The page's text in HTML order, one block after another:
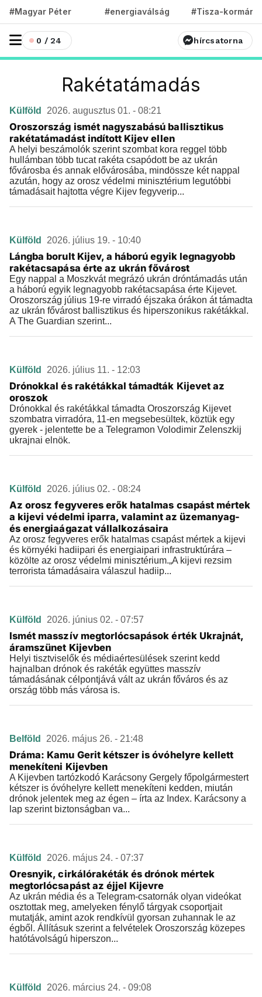
#Magyar Péter #energiaválság #Tisza-kormány
0 / 24 hírcsatorna
Rakétatámadás
Külföld 2026. augusztus 01. - 08:21
Oroszország ismét nagyszabású ballisztikus
rakétatámadást indított Kijev ellen
A helyi beszámolók szerint szombat kora reggel több
hullámban több tucat rakéta csapódott be az ukrán
fővárosba és annak elővárosába, mindössze két nappal
azután, hogy az orosz védelmi minisztérium legutóbbi
támadásait hajtotta végre Kijev fegyverip...
Külföld 2026. július 19. - 10:40
Lángba borult Kijev, a háború egyik legnagyobb
rakétacsapása érte az ukrán fővárost
Egy nappal a Moszkvát megrázó ukrán dróntámadás után
a háború egyik legnagyobb rakétacsapása érte Kijevet.
Oroszország július 19-re virradó éjszaka órákon át támadta
az ukrán fővárost ballisztikus és hiperszonikus rakétákkal.
A The Guardian szerint...
Külföld 2026. július 11. - 12:03
Drónokkal és rakétákkal támadták Kijevet az
oroszok
Drónokkal és rakétákkal támadta Oroszország Kijevet
szombatra virradóra, 11-en megsebesültek, köztük egy
gyerek - jelentette be a Telegramon Volodimir Zelenszkij
ukrajnai elnök.
Külföld 2026. július 02. - 08:24
Az orosz fegyveres erők hatalmas csapást mértek
a kijevi védelmi iparra, valamint az üzemanyag-
és energiaágazat vállalkozásaira
Az orosz fegyveres erők hatalmas csapást mértek a kijevi
és környéki hadiipari és energiaipari infrastruktúrára –
közölte az orosz védelmi minisztérium.„A kijevi rezsim
terrorista támadásaira válaszul hadiip...
Külföld 2026. június 02. - 07:57
Ismét masszív megtorlócsapások érték Ukrajnát,
áramszünet Kijevben
Helyi tisztviselők és médiaértesülések szerint kedd
hajnalban drónok és rakéták együttes masszív
támadásának célpontjává vált az ukrán főváros és az
ország több más városa is.
Belföld 2026. május 26. - 21:48
Dráma: Kamu Gerit kétszer is óvóhelyre kellett
menekíteni Kijevben
A Kijevben tartózkodó Karácsony Gergely főpolgármestert
kétszer is óvóhelyre kellett menekíteni kedden, miután
drónok jelentek meg az égen – írta az Index. Karácsony a
lap szerint biztonságban va...
Külföld 2026. május 24. - 07:37
Oresnyik, cirkálórakéták és drónok mértek
megtorlócsapást az éjjel Kijevre
Az ukrán média és a Telegram-csatornák olyan videókat
osztottak meg, amelyeken fénylő tárgyak csoportjait
mutatják, amint azok rendkívül gyorsan zuhannak le az
égből. Állításuk szerint a felvételek Oroszország közepes
hatótávolságú hiperszon...
Külföld 2026. március 24. - 09:08